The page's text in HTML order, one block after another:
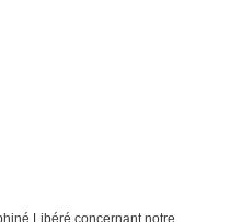
Libéré concernant notre